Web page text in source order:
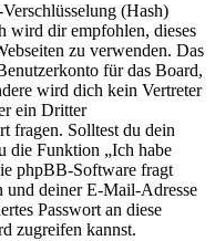
(Hash)
wird dir empfohlen, dieses
zu verwenden. Das
für das Board,
wird dich kein Vertreter
ein Dritter
fragen. Solltest du dein
die Funktion „Ich habe
phpBB-Software fragt
und deiner E-Mail-Adresse
Passwort an diese
zugreifen kannst.